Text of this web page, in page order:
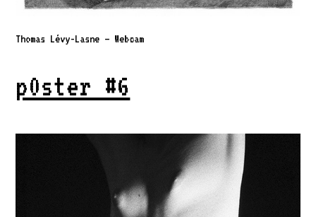
Thomas Lévy-Lasne – Webcam
p0ster #6